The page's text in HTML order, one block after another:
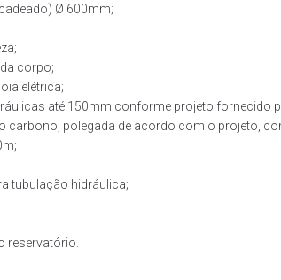
Ø 600mm;
corpo;
elétrica;
até 150mm conforme projeto fornecido
carbono, polegada de acordo com o projeto,
tubulação hidráulica;
reservatório.